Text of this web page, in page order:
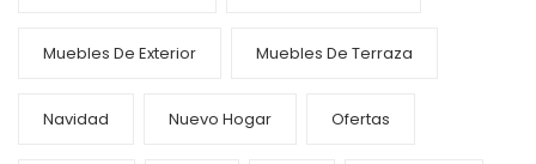
Muebles De Exterior Muebles De Terraza
Navidad Nuevo Hogar Ofertas